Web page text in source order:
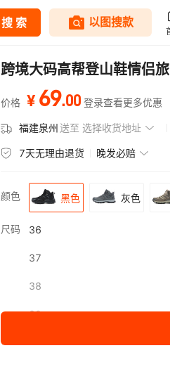
跨境大码高帮登山鞋情侣
价格 ¥ 69.00 登录查看更多优惠
福建泉州送至 选择收货地址
7天无理由退货 晚发必赔
颜色 黑色 灰色
尺码 36
37
38
39